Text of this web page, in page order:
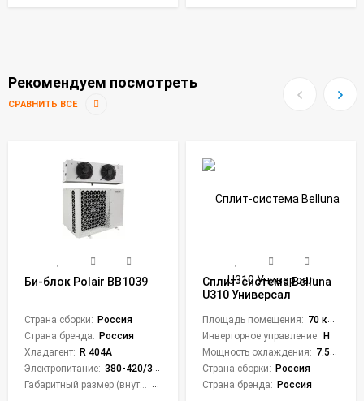
Рекомендуем посмотреть
СРАВНИТЬ ВСЕ
Би-блок Polair BB1039
Страна сборки: Россия
Страна бренда: Россия
Хладагент: R 404A
Электропитание: 380-420/3/50
Габаритный размер (внутреннего блока): 45.5 × 140.8 × 46.5 см
Сплит-система Belluna
U310 Универсал
Площадь помещения: 70 кв. м.
Инверторное управление: Нет
Мощность охлаждения: 7.592 кВт
Страна сборки: Россия
Страна бренда: Россия